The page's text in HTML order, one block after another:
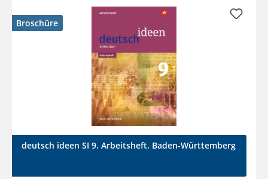
Broschüre
deutsch ideen SI 9. Arbeitsheft. Baden-Württemberg